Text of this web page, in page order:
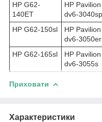
HP G62-
140ET
HP Pavilion
dv6-3040sp
HP G62-150sl
HP Pavilion
dv6-3050er
HP G62-165sl
HP Pavilion
dv6-3055s
Приховати
Характеристики